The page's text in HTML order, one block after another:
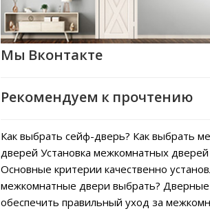
Мы Вконтакте
Рекомендуем к прочтению
Как выбрать сейф-дверь? Как выбрать
дверей Установка межкомнатных
Основные критерии качественно
межкомнатные двери выбрать? Дверные
обеспечить правильный уход за